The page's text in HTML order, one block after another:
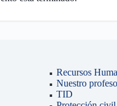
Recursos
Nuestro
TID